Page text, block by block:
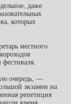
даже
которых
местного
очередь, —
экзамен на
репетиция